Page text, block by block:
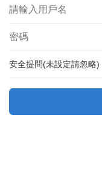
安全提問(未設定請忽略)